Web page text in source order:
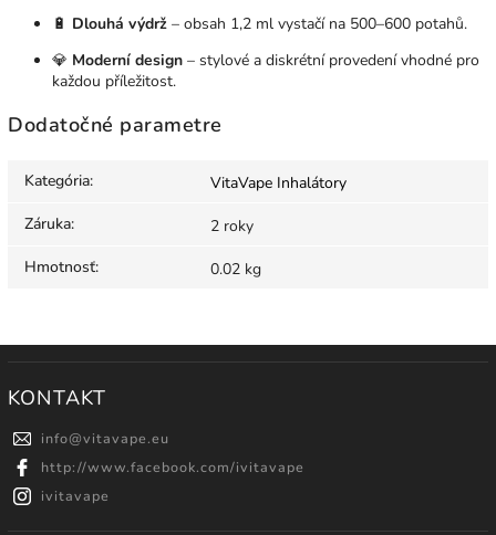
🔋 Dlouhá výdrž – obsah 1,2 ml vystačí na 500–600 potahů.
💎 Moderní design – stylové a diskrétní provedení vhodné pro
každou příležitost.
Dodatočné parametre
Kategória:
VitaVape Inhalátory
Záruka:
2 roky
Hmotnosť: 0.02 kg
KONTAKT
info@vitavape.eu
http://www.facebook.com/ivitavape
ivitavape